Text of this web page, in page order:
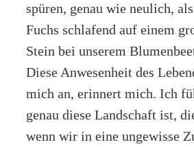
spüren, genau wie neulich,
Fuchs schlafend auf einem
Stein bei unserem
Diese Anwesenheit des
mich an, erinnert mich. Ich
genau diese Landschaft ist,
wenn wir in eine ungewisse